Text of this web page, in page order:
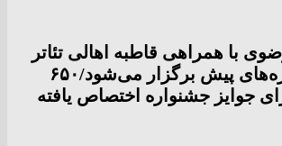
با همراهی قاطبه‌ اهالی تئاتر
باشکوه‌تر از دوره‌های پیش برگزار می‌شود/۶۵۰
جوایز جشنواره اختصاص یافته